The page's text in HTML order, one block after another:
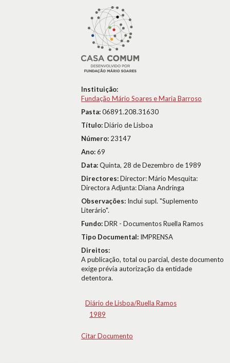
Instituição:
Fundação Mário Soares e Maria Barroso
Pasta:06891.208.31630
Título:Diário de Lisboa
Número: 23147
Ano:69
Data:Quinta, 28 de Dezembro de 1989
Directores:Director: Mário Mesquita:
Directora Adjunta: Diana Andringa
Observações: Inclui supl. "Suplemento
Literário".
Fundo:DRR - Documentos Ruella Ramos
Tipo Documental: IMPRENSA
Direitos:
A publicação, total ou parcial, deste documento
exige prévia autorização da entidade
detentora.
Diário de Lisboa/Ruella Ramos
1989
Citar Documento